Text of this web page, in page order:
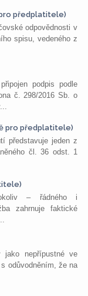
předplatitele)
odpovědnosti v
spisu, vedeného z
podpis podle
č. 298/2016 Sb. o
pro předplatitele)
představuje jeden z
čl. 36 odst. 1
– řádného i
zahrnuje faktické
jako nepřípustné ve
odůvodněním, že na